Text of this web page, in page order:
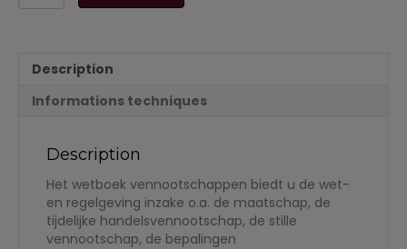
de
Description
Informations techniques
Description
Het wetboek vennootschappen biedt u de wet-
en regelgeving inzake o.a. de maatschap, de
tijdelijke handelsvennootschap, de stille
vennootschap, de bepalingen